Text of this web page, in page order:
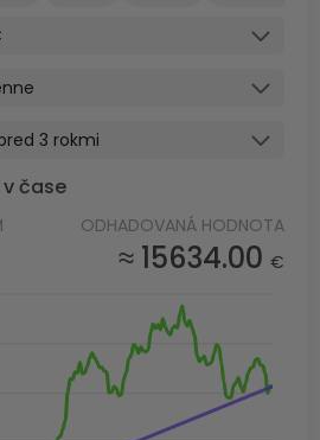
3 rokmi
čase
ODHADOVANÁ HODNOTA
≈ 15634.00 €